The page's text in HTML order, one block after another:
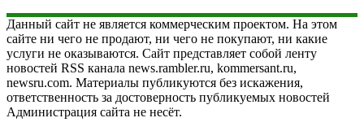
Данный сайт не является коммерческим проектом. На этом
сайте ни чего не продают, ни чего не покупают, ни какие
услуги не оказываются. Сайт представляет собой ленту
новостей RSS канала news.rambler.ru, kommersant.ru,
newsru.com. Материалы публикуются без искажения,
ответственность за достоверность публикуемых новостей
Администрация сайта не несёт.